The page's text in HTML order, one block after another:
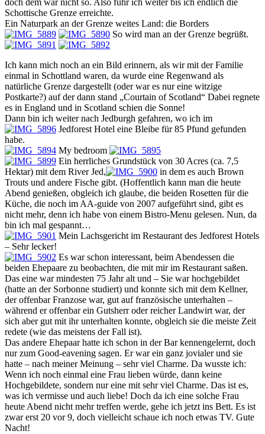
doch dem war nicht so. Also fuhr ich weiter bis ich endlich die
Schottische Grenze erreichte.
Ein Naturpark an der Grenze weites Land: die Borders
So wird man an der Grenze begrüßt.
Ich kann mich noch an ein Bild erinnern, als wir mit der Familie
einmal in Schottland waren, da wurde eine Regenwand als
natürliche Grenze dargestellt (oder war es nur eine witzige
Postkarte?) auf der dann stand „Courtain of Scotland“ Dabei regnete
es in England und in Scotland schien die Sonne!
Dann bin ich weiter nach Jedburgh gefahren, wo ich im
Jedforest Hotel eine Bleibe für 85 Pfund gefunden
habe.
My bedroom
Ein herrliches Grundstück von 30 Acres (ca. 7,5
Hektar) mit dem River Jed,
in dem es auch Brown
Trouts und andere Fische gibt. (Hoffentlich kann man die heute
Abend genießen, obgleich ich glaube, die beiden Rosetten für die
Küche, die noch im AA-guide von 2007 aufgeführt sind, gibt es
nicht mehr, denn ich habe von einem Bistro-Menu gelesen. Nun, da
bin ich mal gespannt…
Mein Lachsgericht im Restaurant des Jedforest Hotels
– Sehr lecker!
Es war schon interessant, beim Abendessen die
beiden Ehepaare zu beobachten, die mit mir im Restaurant saßen.
Das eine war mindesten 75 Jahr alt und – Sie war hochgebildet
(hatte an der Sorbonne studiert) und konnte sich mit dem Kellner,
der offenbar Franzose war, gut auf französische unterhalten –
während er offenbar ein Gutsherr oder reicher Landwirt war, der
sich aber gut mit ihr unterhalten konnte, obgleich sie die meiste Zeit
redete (wie das meistens der Fall ist).
Das andere Ehepaar hatte ich schon in der Bar kennengelernt, doch
nur zum Good-eavening sagen. Er war ein ganz jovialer und sie
hatte – nach meiner Meinung – sehr viel Charme. Da wusste ich:
Wenn ich noch einmal eine Frau lieben würde, dann keine
Hochgebildete, sondern nur eine mit sehr viel Charme. Das ist es,
was ich vermisse und auch liebe! Doch da ich eine solche Frau
heute Abend nicht mehr treffen werde, gehe ich jetzt ins Bett. Es ist
zwar erst 20 vor 9, doch vielleicht schaue ich noch etwas TV. Gute
Nacht!